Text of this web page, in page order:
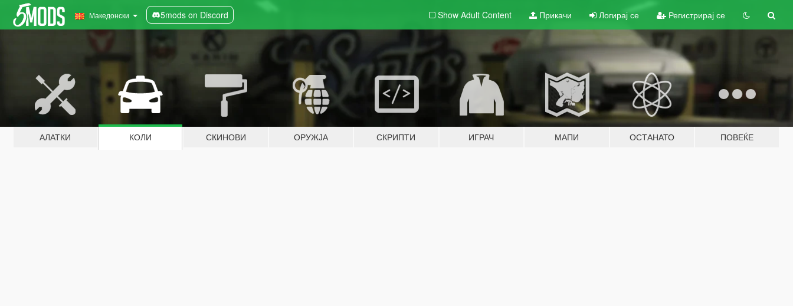
Македонски 5mods on Discord Show Adult Content Прикачи Логирај се Регистрирај се
АЛАТКИ КОЛИ СКИНОВИ ОРУЖЈА СКРИПТИ ИГРАЧ МАПИ ОСТАНАТО ПОВЕЌЕ